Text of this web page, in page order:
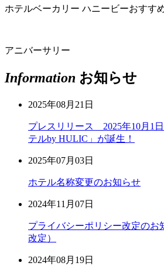
ホテルベーカリー ハニービーおすす
アニバーサリー
Information お知らせ
2025年08月21日
プレスリリース 2025年10月1
テルby HULIC」が誕生！
2025年07月03日
ホテル名称変更のお知らせ
2024年11月07日
プライバシーポリシー改定のお
改定）
2024年08月19日